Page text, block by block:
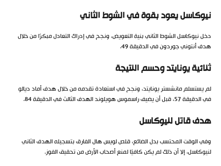
نيوكاسل يعود بقوة في الشوط الثاني
دخل نيوكاسل الشوط الثاني بنية التعويض، ونجح في إدراك التعادل مبكرًا من خلال
هدف أنتوني جوردون في الدقيقة 49.
ثنائية يونايتد وحسم النتيجة
لم يستسلم مانشستر يونايتد، ونجح في استعادة تقدمه من خلال هدف أماد ديالو
في الدقيقة 57، قبل أن يضيف راسموس هويلوند الهدف الثالث في الدقيقة 84.
هدف قاتل لنيوكاسل
وفي الوقت المحتسب بدل الضائع، قلص لويس هال الفارق بتسجيله الهدف الثاني
لنيوكاسل، إلا أن ذلك لم يكن كافيًا لمنع أصحاب الأرض من تحقيق الفوز.